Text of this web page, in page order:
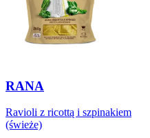
RANA
Ravioli z ricottą i szpinakiem
(świeże)